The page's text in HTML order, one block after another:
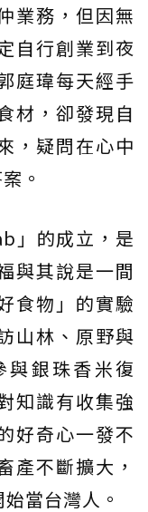
業務，但因無
自行創業到夜
庭瑋每天經手
材，卻發現自
，疑問在心中
。
」的成立，是
與其說是一間
食物」的實驗
山林、原野與
與銀珠香米復
知識有收集強
好奇心一發不
產不斷擴大，
當台灣人。